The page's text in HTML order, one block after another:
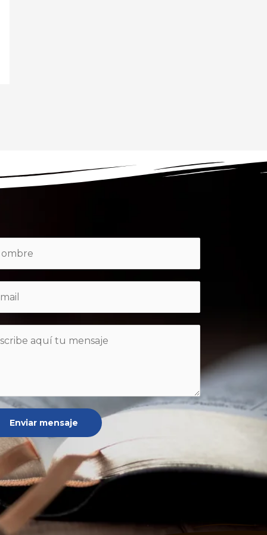
Enviar mensaje